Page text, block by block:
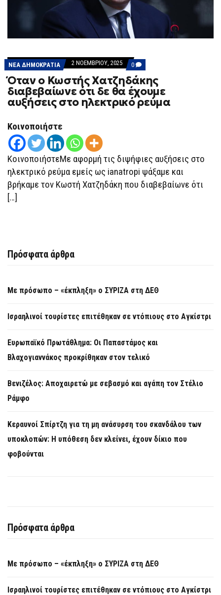
ΝΕΑ ΔΗΜΟΚΡΑΤΙΑ 2 ΝΟΕΜΒΡΊΟΥ, 2025 0 COMMENTS
ON
ΌΤΑΝ
Ο
ΚΩΣΤΉΣ
ΧΑΤΖΗΔΆΚΗΣ
ΔΙΑΒΕΒΑΊΩΝΕ
ΗΛΕΚΤΡΙΚΌ
ΡΕΎΜΑ
Όταν ο Κωστής Χατζηδάκης
διαβεβαίωνε ότι δε θα έχουμε
αυξήσεις στο ηλεκτρικό ρεύμα
Κοινοποιήστε
ΚοινοποιήστεΜε αφορμή τις διψήφιες αυξήσεις στο
ηλεκτρικό ρεύμα εμείς ως ianatropi ψάξαμε και
βρήκαμε τον Κωστή Χατζηδάκη που διαβεβαίωνε ότι
[…]
Πρόσφατα άρθρα
Με πρόσωπο – «έκπληξη» ο ΣΥΡΙΖΑ στη ΔΕΘ
Ισραηλινοί τουρίστες επιτέθηκαν σε ντόπιους στο Αγκίστρι
Ευρωπαϊκό Πρωτάθλημα: Οι Παπαστάμος και
Βλαχογιαννάκος προκρίθηκαν στον τελικό
Βενιζέλος: Αποχαιρετώ με σεβασμό και αγάπη τον Στέλιο
Ράμφο
Κεραυνοί Σπίρτζη για τη μη ανάσυρση του σκανδάλου των
υποκλοπών: Η υπόθεση δεν κλείνει, έχουν δίκιο που
φοβούνται
Πρόσφατα άρθρα
Με πρόσωπο – «έκπληξη» ο ΣΥΡΙΖΑ στη ΔΕΘ
Ισραηλινοί τουρίστες επιτέθηκαν σε ντόπιους στο Αγκίστρι